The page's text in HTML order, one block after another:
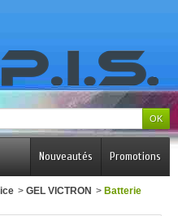
Promotions
Nouveautés
> GEL VICTRON > Batterie